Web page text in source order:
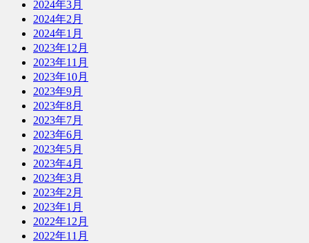
2024年3月
2024年2月
2024年1月
2023年12月
2023年11月
2023年10月
2023年9月
2023年8月
2023年7月
2023年6月
2023年5月
2023年4月
2023年3月
2023年2月
2023年1月
2022年12月
2022年11月